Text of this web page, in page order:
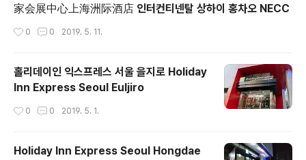
家会展中心上海洲际酒店 인터컨티넨탈 상하이 홍차오 NECC
0 0 2019. 5. 11.
홀리데이인 익스프레스 서울 을지로 Holiday
Inn Express Seoul Euljiro
0 0 2019. 5. 1.
Holiday Inn Express Seoul Hongdae